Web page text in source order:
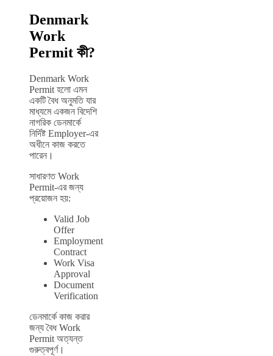
Denmark
Work
Permit কী?
Denmark Work
Permit হলো এমন
একটি বৈধ অনুমতি যার
মাধ্যমে একজন বিদেশি
নাগরিক ডেনমার্কে
নির্দিষ্ট Employer-এর
অধীনে কাজ করতে
পারেন।
সাধারণত Work
Permit-এর জন্য
প্রয়োজন হয়:
Valid Job
Offer
Employment
Contract
Work Visa
Approval
Document
Verification
ডেনমার্কে কাজ করার
জন্য বৈধ Work
Permit অত্যন্ত
গুরুত্বপূর্ণ।